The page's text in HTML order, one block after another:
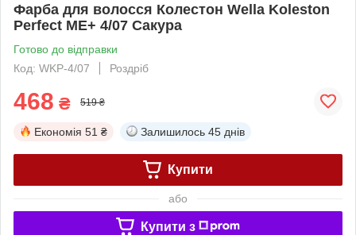
Фарба для волосся Колестон Wella Koleston
Perfect ME+ 4/07 Сакура
Готово до відправки
Код: WKP-4/07
Роздріб
468 ₴ 519 ₴
Економія 51 ₴ Залишилось 45 днів
Купити
або
Купити з